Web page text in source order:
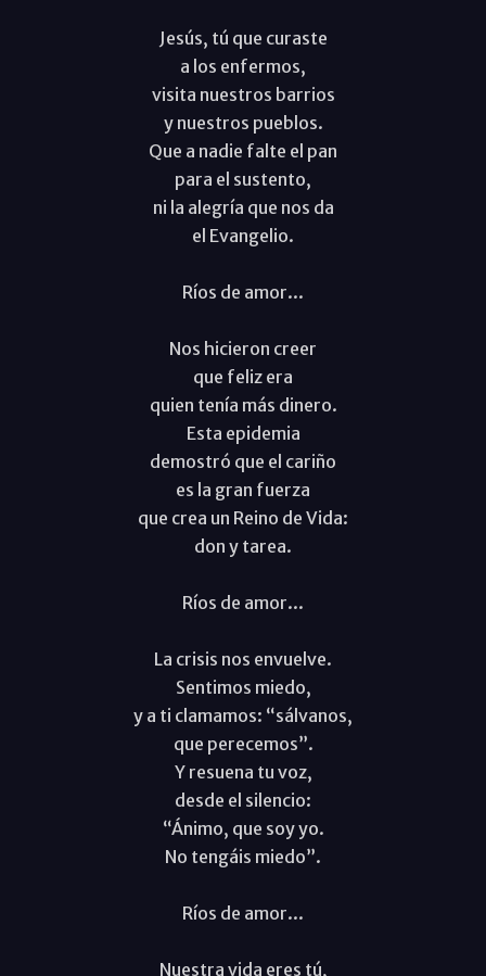
Jesús, tú que curaste
a los enfermos,
visita nuestros barrios
y nuestros pueblos.
Que a nadie falte el pan
para el sustento,
ni la alegría que nos da
el Evangelio.
Ríos de amor...
Nos hicieron creer
que feliz era
quien tenía más dinero.
Esta epidemia
demostró que el cariño
es la gran fuerza
que crea un Reino de Vida:
don y tarea.
Ríos de amor...
La crisis nos envuelve.
Sentimos miedo,
y a ti clamamos: “sálvanos,
que perecemos”.
Y resuena tu voz,
desde el silencio:
“Ánimo, que soy yo.
No tengáis miedo”.
Ríos de amor...
Nuestra vida eres tú,